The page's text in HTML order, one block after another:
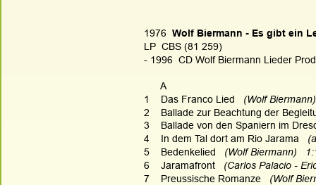
1976 Wolf Biermann - Es gibt ein
LP  CBS (81 259)
- 1996  CD Wolf Biermann Lieder
      A
1    Das Franco Lied
(Wolf Biermann)
2    Ballade zur Beachtung der
3    Ballade von den Spaniern im
4    In dem Tal dort am Rio Jarama
5    Bedenkelied
(Wolf Biermann)
6    Jaramafront
(Carlos Palacio -
7    Preussische Romanze
(Wolf